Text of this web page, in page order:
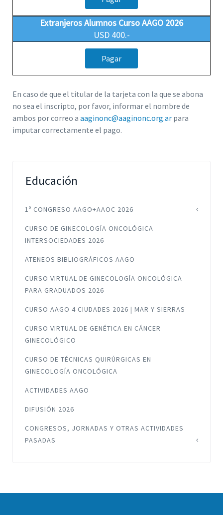
Extranjeros Alumnos Curso AAGO 2026
USD 400.-
Pagar
En caso de que el titular de la tarjeta con la que se abona
no sea el inscripto, por favor, informar el nombre de
ambos por correo a aaginonc@aaginonc.org.ar para
imputar correctamente el pago.
Educación
1º CONGRESO AAGO+AAOC 2026
CURSO DE GINECOLOGÍA ONCOLÓGICA
INTERSOCIEDADES 2026
ATENEOS BIBLIOGRÁFICOS AAGO
CURSO VIRTUAL DE GINECOLOGÍA ONCOLÓGICA
PARA GRADUADOS 2026
CURSO AAGO 4 CIUDADES 2026 | MAR Y SIERRAS
CURSO VIRTUAL DE GENÉTICA EN CÁNCER
GINECOLÓGICO
CURSO DE TÉCNICAS QUIRÚRGICAS EN
GINECOLOGÍA ONCOLÓGICA
ACTIVIDADES AAGO
DIFUSIÓN 2026
CONGRESOS, JORNADAS Y OTRAS ACTIVIDADES
PASADAS